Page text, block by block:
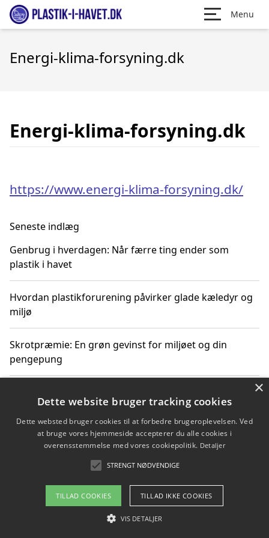
Menu
Energi-klima-forsyning.dk
Energi-klima-forsyning.dk
https://www.energi-klima-forsyning.dk/
Seneste indlæg
Genbrug i hverdagen: Når færre ting ender som
plastik i havet
Hvordan plastikforurening påvirker glade kæledyr og
miljø
Skrotpræmie: En grøn gevinst for miljøet og din
pengepung
Hvordan blåfade med rist kan hjælpe med at reducere
plastik i havet
Spil kasinospil på et troværdigt online casino: Din
guide til sikker og sjov underholdning
Copyright 2026 - Pilanto Aps
Om / kontakt
×
Dette website bruger tracking cookies
Dette websted bruger cookies til at forbedre brugeroplevelsen. Ved
at bruge vores hjemmeside accepterer du alle cookies i
overensstemmelse med vores cookiepolitik. Detaljer
STRENGT NØDVENDIGE
TILLAD COOKIES TILLAD IKKE COOKIES
VIS DETALJER